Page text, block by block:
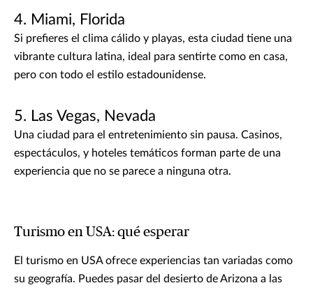
4. Miami, Florida
Si prefieres el clima cálido y playas, esta ciudad tiene una
vibrante cultura latina, ideal para sentirte como en casa,
pero con todo el estilo estadounidense.
5. Las Vegas, Nevada
Una ciudad para el entretenimiento sin pausa. Casinos,
espectáculos, y hoteles temáticos forman parte de una
experiencia que no se parece a ninguna otra.
Turismo en USA: qué esperar
El turismo en USA ofrece experiencias tan variadas como
su geografía. Puedes pasar del desierto de Arizona a las